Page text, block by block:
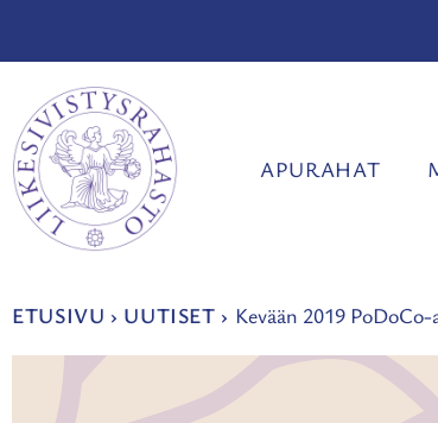
APURAHAT
ETUSIVU › UUTISET › Kevään 2019